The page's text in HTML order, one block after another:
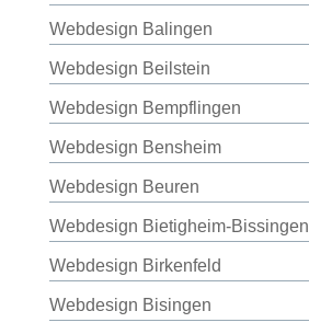
Webdesign Balingen
Webdesign Beilstein
Webdesign Bempflingen
Webdesign Bensheim
Webdesign Beuren
Webdesign Bietigheim-Bissingen
Webdesign Birkenfeld
Webdesign Bisingen